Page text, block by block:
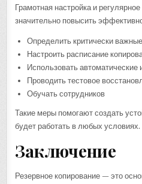
Грамотная настройка и
значительно повысить
Определить критически
Настроить расписание
Использовать автоматические
Проводить тестовое
Обучать сотрудников
Такие меры помогают создать
будет работать в любых условиях.
Заключение
Резервное копирование — это